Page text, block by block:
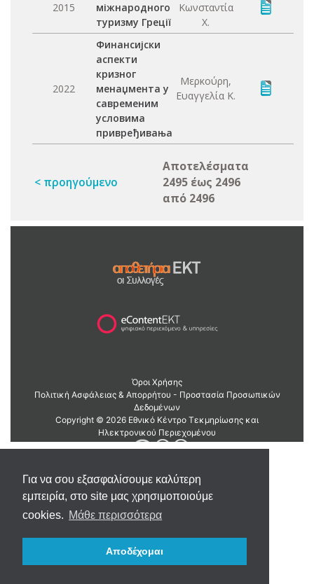
Για να σου εξασφαλίσουμε καλύτερη
εμπειρία, στο site μας χρησιμοποιούμε
cookies. Μάθε περισσότερα
Αποδέχομαι
2015
міжнародного
туризму Греції
Κωνσταντία
Χ.
2022
Финансијски
аспекти
кризног
менаџмента у
савременим
условима
привређивања
Μερκούρη,
Ευαγγελία Κ.
< προηγούμενο
Αποτελέσματα
2495 έως 2496
από 2496